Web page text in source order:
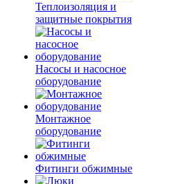
Теплоизоляция и
защитные покрытия
Насосы и насосное
оборудование
Монтажное
оборудование
Фитинги обжимные